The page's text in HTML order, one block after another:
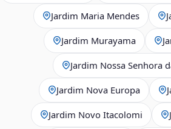
Jardim Maria Mendes
Jardim Murayama
Jardim Nossa Senhora
Jardim Nova Europa
Jardim Novo Itacolomi